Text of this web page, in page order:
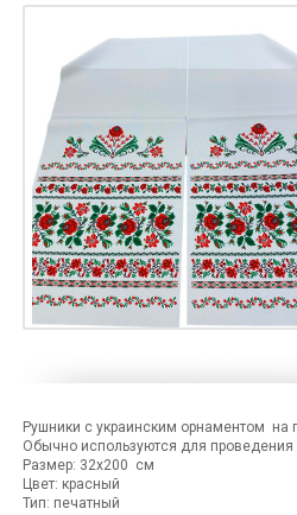
Рушники с украинским орнаментом на
Обычно используются для
Размер: 32х200 см
Цвет: красный
Тип: печатный